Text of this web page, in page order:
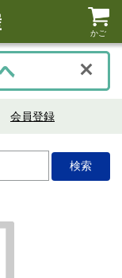
かご
会員登録